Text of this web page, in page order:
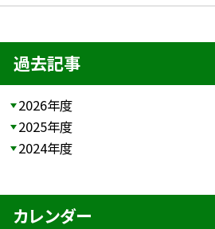
過去記事
2026年度
2025年度
2024年度
カレンダー